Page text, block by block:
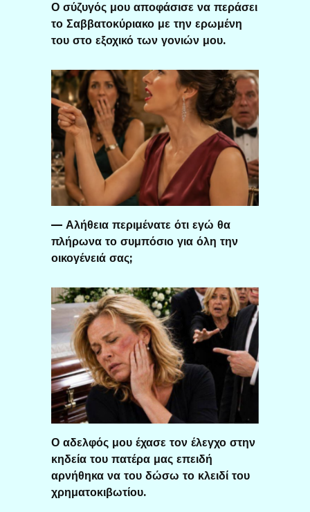
Ο σύζυγός μου αποφάσισε να περάσει
το Σαββατοκύριακο με την ερωμένη
του στο εξοχικό των γονιών μου.
— Αλήθεια περιμένατε ότι εγώ θα
πλήρωνα το συμπόσιο για όλη την
οικογένειά σας;
Ο αδελφός μου έχασε τον έλεγχο στην
κηδεία του πατέρα μας επειδή
αρνήθηκα να του δώσω το κλειδί του
χρηματοκιβωτίου.